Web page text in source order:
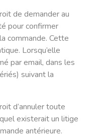
de demander au
pour confirmer
commande. Cette
Lorsqu’elle
par email, dans les
suivant la
d’annuler toute
existerait un litige
antérieure.